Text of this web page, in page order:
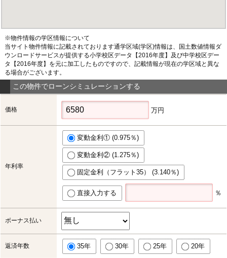
※物件情報の学区情報について
当サイト物件情報に記載されております通学区域(学区)情報は、国土数値情報ダ
ウンロードサービスが提供する小学校区データ【2016年度】及び中学校区デー
タ【2016年度】を元に加工したものですので、記載情報が現在の学区域と異な
る場合がございます。
この物件でローンシミュレーションする
価格 万円
年利率
変動金利① (0.975％)
変動金利② (1.275％)
固定金利（フラット35） (3.140％)
直接入力する ％
ボーナス払い
返済年数 35年 30年 25年 20年